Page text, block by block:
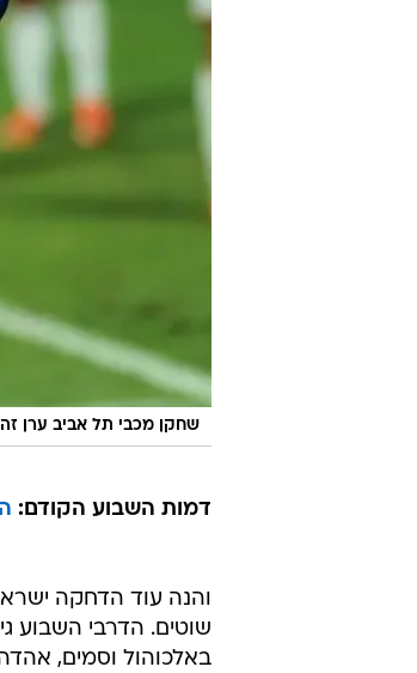
שחקן מכבי תל אביב ערן
דמות השבוע הקודם:
והנה עוד הדחקה
שוטים. הדרבי השבוע
באלכוהול וסמים,